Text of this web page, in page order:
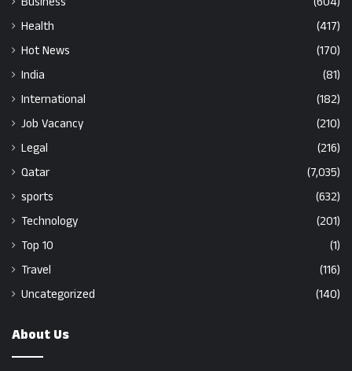
Health
(417)
Hot News
(170)
India
(81)
International
(182)
Job Vacancy
(210)
Legal
(216)
Qatar
(7,035)
sports
(632)
Technology
(201)
Top 10
(1)
Travel
(116)
Uncategorized
(140)
About Us